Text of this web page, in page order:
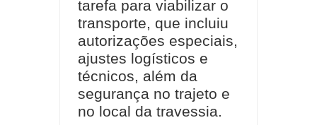
tarefa para viabilizar o
transporte, que incluiu
autorizações especiais,
ajustes logísticos e
técnicos, além da
segurança no trajeto e
no local da travessia.